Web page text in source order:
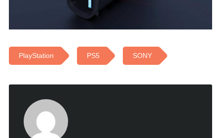
PlayStation PS5 SONY